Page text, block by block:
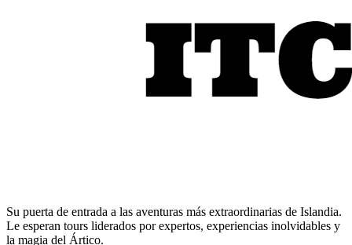
Su puerta de entrada a las aventuras más extraordinarias de Islandia.
Le esperan tours liderados por expertos, experiencias inolvidables y
la magia del Ártico.